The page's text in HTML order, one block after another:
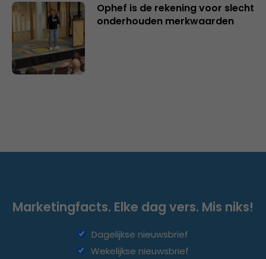
Ophef is de rekening voor slecht
onderhouden merkwaarden
Marketingfacts. Elke dag vers. Mis niks!
Dagelijkse nieuwsbrief
Wekelijkse nieuwsbrief